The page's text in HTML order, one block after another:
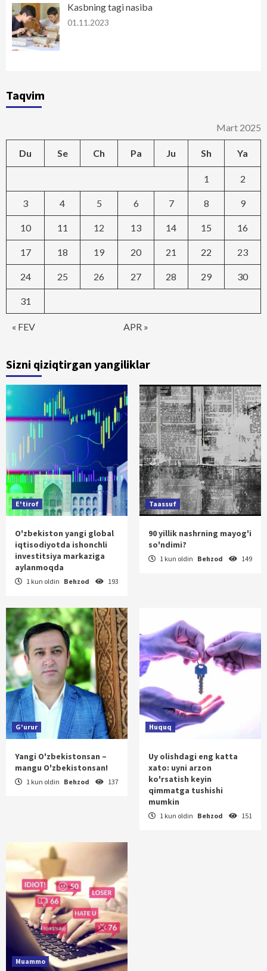
Kasbning tagi nasiba
01.11.2023
Taqvim
Mart 2025
Du Se Ch Pa Ju Sh Ya
« FEV APR »
1 2
3 4 5 6 7 8 9
10 11 12 13 14 15 16
17 18 19 20 21 22 23
24 25 26 27 28 29 30
31
Sizni qiziqtirgan yangiliklar
E'tirof
O'zbekiston yangi global
iqtisodiyotda ishonchli
investitsiya markaziga
aylanmoqda
1 kun oldin Behzod 193
Taassuf
90 yillik nashrning mayog'i
so'ndimi?
1 kun oldin Behzod 149
G'urur
Yangi O'zbekistonsan –
mangu O'zbekistonsan!
1 kun oldin Behzod 137
Huquq
Uy olishdagi eng katta
xato: uyni arzon
ko'rsatish keyin
qimmatga tushishi
mumkin
1 kun oldin Behzod 151
Muammo